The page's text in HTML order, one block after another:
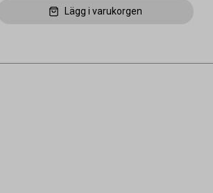
Lägg i varukorgen